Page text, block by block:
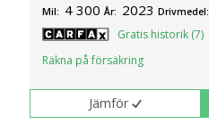
Mil: 4 300 År: 2023 Drivmedel:
Gratis historik (7)
Räkna på försäkring
Jämför